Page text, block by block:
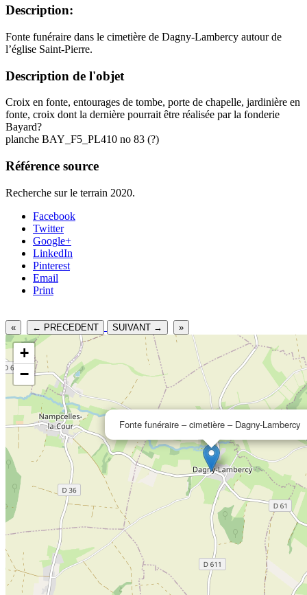
Description:
Fonte funéraire dans le cimetière de Dagny-Lambercy autour de
l’église Saint-Pierre.
Description de l'objet
Croix en fonte, entourages de tombe, porte de chapelle, jardinière en
fonte, croix dont la dernière pourrait être réalisée par la fonderie
Bayard?
planche BAY_F5_PL410 no 83 (?)
Référence source
Recherche sur le terrain 2020.
Facebook
Twitter
Google+
LinkedIn
Pinterest
Email
Print
« ← PRECEDENT SUIVANT → »
Fonte funéraire – cimetière – Dagny-Lambercy
+
−